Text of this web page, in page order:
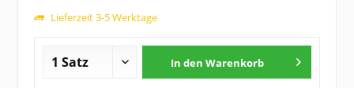
Lieferzeit 3-5 Werktage
In den Warenkorb